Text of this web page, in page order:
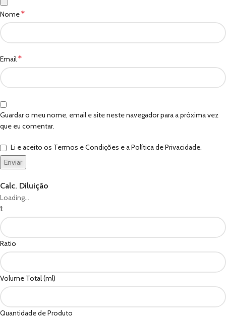
Nome*
Email*
Guardar o meu nome, email e site neste navegador para a próxima vez
que eu comentar.
Li e aceito os Termos e Condições e a Política de Privacidade.
Calc. Diluição
Loading...
1:
Ratio
Volume Total (ml)
Quantidade de Produto